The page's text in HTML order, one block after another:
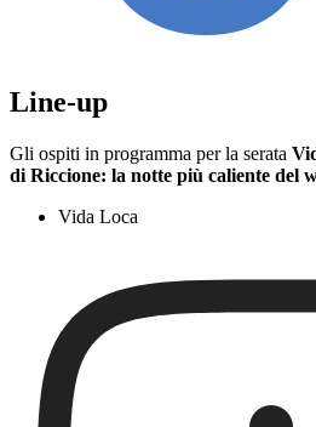
Line-up
Gli ospiti in programma per la serata
di Riccione: la notte più caliente del
Vida Loca